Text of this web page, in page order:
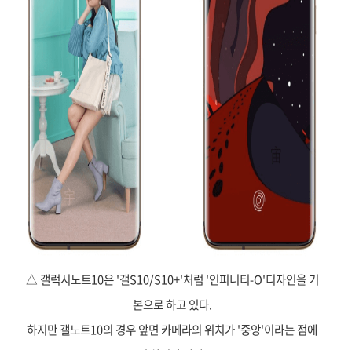
△ 갤럭시노트10은 '갤S10/S10+'처럼 '인피니티-O'디자인을 기
본으로 하고 있다.
하지만 갤노트10의 경우 앞면 카메라의 위치가 '중앙'이라는 점에